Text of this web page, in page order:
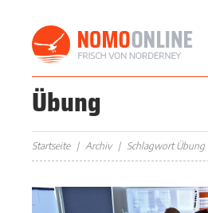
Übung
Startseite Archiv Schlagwort Übung